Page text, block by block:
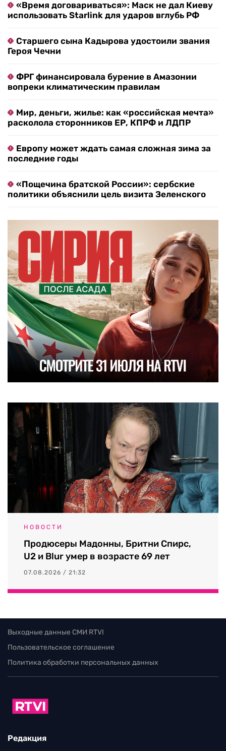
«Время договариваться»: Маск не дал Киеву
использовать Starlink для ударов вглубь РФ
Старшего сына Кадырова удостоили звания
Героя Чечни
ФРГ финансировала бурение в Амазонии
вопреки климатическим правилам
Мир, деньги, жилье: как «российская мечта»
расколола сторонников ЕР, КПРФ и ЛДПР
Европу может ждать самая сложная зима за
последние годы
«Пощечина братской России»: сербские
политики объяснили цель визита Зеленского
НОВОСТИ
Продюсеры Мадонны, Бритни Спирс,
U2 и Blur умер в возрасте 69 лет
07.08.2026 / 21:32
Выходные данные СМИ RTVI
Пользовательское соглашение
Политика обработки персональных данных
Редакция